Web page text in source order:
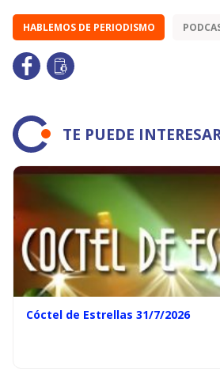
HABLEMOS DE PERIODISMO
TE PUEDE
Cóctel de Estrellas 31/7/2026